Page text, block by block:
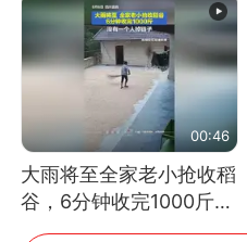
洗衣机自爆
00:46
大雨将至全家老小抢收稻
谷，6分钟收完1000斤，
没有一个人掉链子